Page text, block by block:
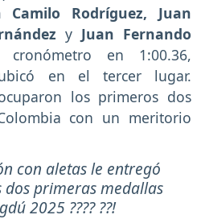
Camilo Rodríguez, Juan
y Juan Fernando
en 1:00.36,
en el tercer lugar.
los primeros dos
con un meritorio
con aletas le entregó
dos primeras medallas
2025 ???? ??!